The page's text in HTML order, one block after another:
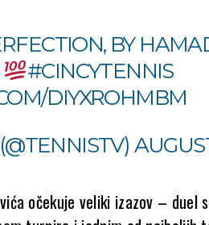
BY
#CINCYTENNIS
DIYXROHMBM
očekuje veliki izazov – duel